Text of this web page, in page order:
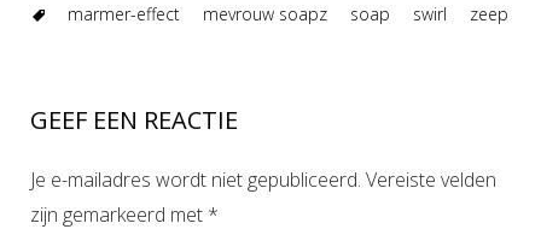
marmer-effect mevrouw soapz soap swirl zeep
GEEF EEN REACTIE
Je e-mailadres wordt niet gepubliceerd. Vereiste velden
zijn gemarkeerd met *